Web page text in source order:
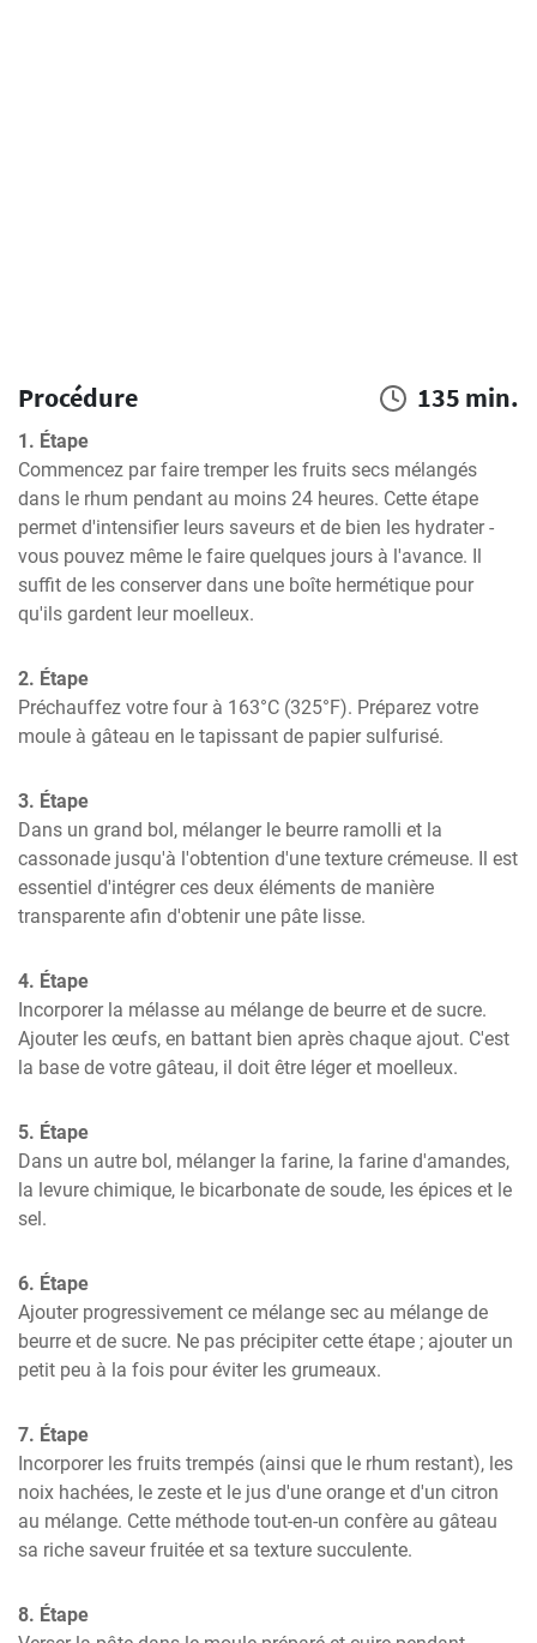
Procédure 135 min.
1. Étape
Commencez par faire tremper les fruits secs mélangés
dans le rhum pendant au moins 24 heures. Cette étape
permet d'intensifier leurs saveurs et de bien les hydrater -
vous pouvez même le faire quelques jours à l'avance. Il
suffit de les conserver dans une boîte hermétique pour
qu'ils gardent leur moelleux.
2. Étape
Préchauffez votre four à 163°C (325°F). Préparez votre
moule à gâteau en le tapissant de papier sulfurisé.
3. Étape
Dans un grand bol, mélanger le beurre ramolli et la
cassonade jusqu'à l'obtention d'une texture crémeuse. Il est
essentiel d'intégrer ces deux éléments de manière
transparente afin d'obtenir une pâte lisse.
4. Étape
Incorporer la mélasse au mélange de beurre et de sucre.
Ajouter les œufs, en battant bien après chaque ajout. C'est
la base de votre gâteau, il doit être léger et moelleux.
5. Étape
Dans un autre bol, mélanger la farine, la farine d'amandes,
la levure chimique, le bicarbonate de soude, les épices et le
sel.
6. Étape
Ajouter progressivement ce mélange sec au mélange de
beurre et de sucre. Ne pas précipiter cette étape ; ajouter un
petit peu à la fois pour éviter les grumeaux.
7. Étape
Incorporer les fruits trempés (ainsi que le rhum restant), les
noix hachées, le zeste et le jus d'une orange et d'un citron
au mélange. Cette méthode tout-en-un confère au gâteau
sa riche saveur fruitée et sa texture succulente.
8. Étape